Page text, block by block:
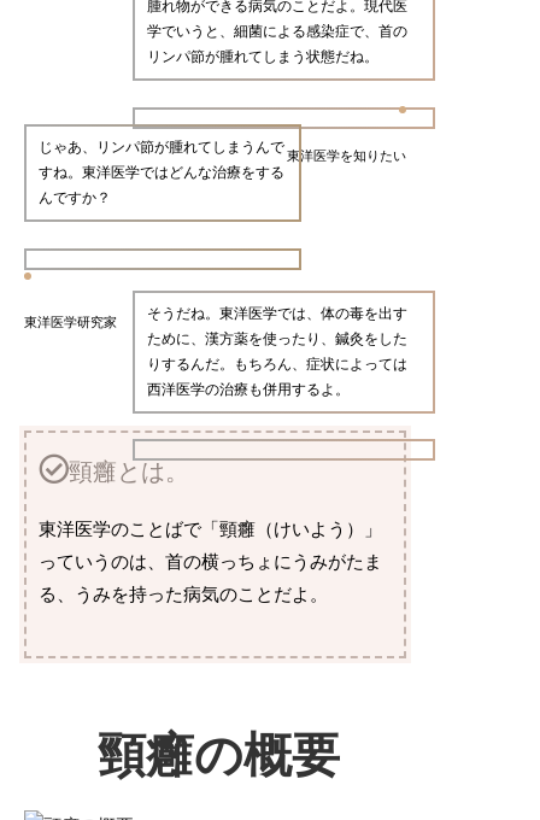
腫れ物ができる病気のことだよ。現代医
学でいうと、細菌による感染症で、首の
リンパ節が腫れてしまう状態だね。
東洋医学を知りたい
じゃあ、リンパ節が腫れてしまうんで
すね。東洋医学ではどんな治療をする
んですか？
東洋医学研究家
そうだね。東洋医学では、体の毒を出す
ために、漢方薬を使ったり、鍼灸をした
りするんだ。もちろん、症状によっては
西洋医学の治療も併用するよ。
頸癰とは。
東洋医学のことばで「頸癰（けいよう）」
っていうのは、首の横っちょにうみがたま
る、うみを持った病気のことだよ。
頸癰の概要